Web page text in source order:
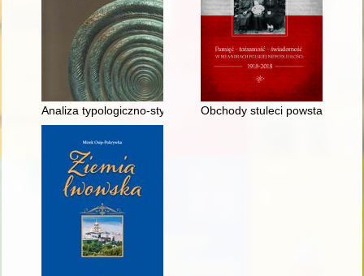
Analiza typologiczno-stylistyczna i chronologiczna
Obchody stuleci powstań